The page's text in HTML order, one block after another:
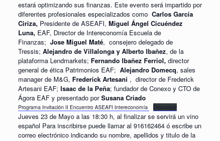
estará optimizando sus finanzas. Este evento será impartido por
diferentes profesionales especializados como Carlos García
Ciriza, Presidente de ASEAFI, Miguel Ángel Cicuéndez
Luna, EAF, Director de Intereconomía Escuela de
Finanzas; Jose Miguel Maté, consejero delegado de
Tressis; Alejandro de Villalonga y Alberto Ibañez, de la
plataforma Lendmarkets; Fernando Ibañez Ferriol, director
general de ética Patrimonios EAF; Alejandro Domecq, sales
manager de M&G, Frederick Artesani , director de Frederick
Artesani EAF; Isaac de la Peña; fundador de Conexo y CTO de
Ágora EAF y presentado porSusana Criado
Programa Invitación II Encuentro ASEAFI Intereconomía Descargar
Jueves 23 de Mayo a las 18:30 h, al finalizar se servirá un vino
español Para inscribirse puede llamar al 916162464 ó escribe un
correo electrónico indicando su nombre, apellidos y titulo de la